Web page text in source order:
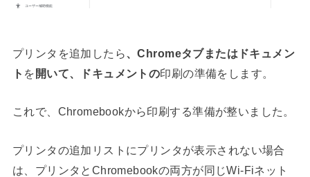
プリンタを追加したら、Chromeタブまたはドキュメン
ト を 開いて、ドキュメントの印刷の準備をします。
これで、Chromebookから印刷する準備が整いました。
プリンタの追加リストにプリンタが表示されない場合
は、プリンタとChromebookの両方が同じWi-Fiネット